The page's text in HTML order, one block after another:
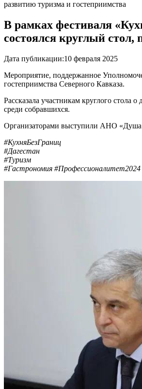
развитию туризма и гостеприимства
В рамках фестиваля
состоялся круглый
Дата публикации:10 февраля 2025
Мероприятие, поддержанное
гостеприимства Северного Кавказа.
Рассказала участникам круглого стола
среди собравшихся.
Организаторами выступили АНО «Душа
#КухняБезГраниц
#Дагестан
#Туризм
#Гастрономия